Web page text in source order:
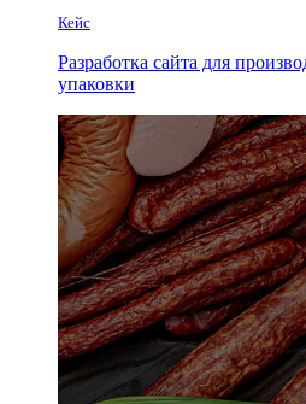
Кейс
Разработка сайта для
упаковки